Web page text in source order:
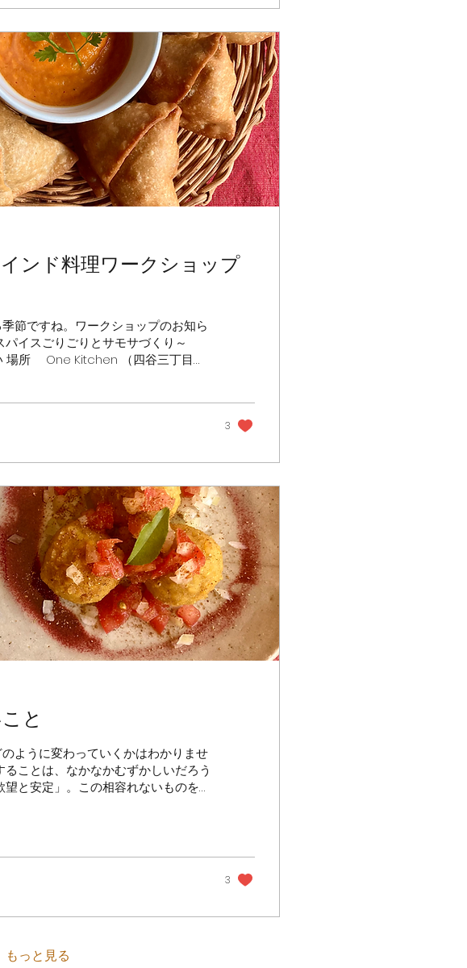
婚生活、10代の子どもたちがい
の不倫が判明、その後夫はあっさり
する機会も持てないまま離婚。 その
取り戻していくという回顧録。実
...
ンド料理ワークショップ
節ですね。ワークショップのお知ら
イスごりごりとサモサづくり～
場所 One Kitchen （四谷三丁目
3
と
ように変わっていくかはわかりませ
ことは、なかなかむずかしいだろう
と安定」。この相容れないものをど
3
もっと見る